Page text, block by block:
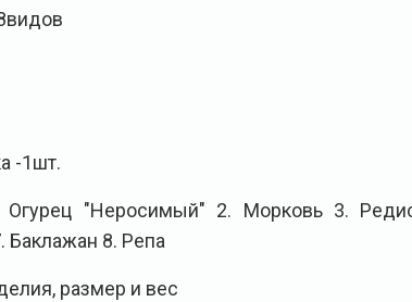
-1шт.
Огурец "Неросимый" 2. Морковь 3.
Баклажан 8. Репа
размер и вес